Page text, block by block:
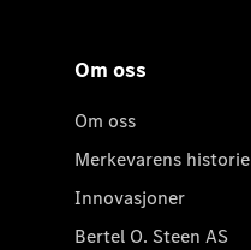
Om oss
Om oss
Merkevarens historie
Innovasjoner
Bertel O. Steen AS